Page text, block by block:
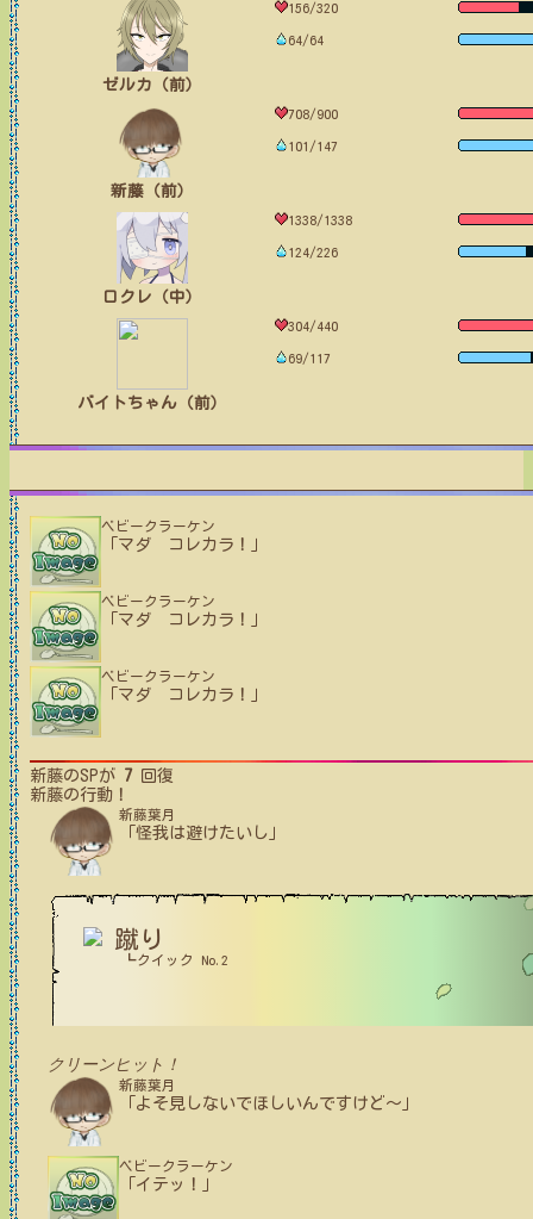
ゼルカ（前）
156/320
64/64
新藤（前）
708/900
101/147
ロクレ（中）
1338/1338
124/226
バイトちゃん（前）
304/440
69/117
ベビークラーケン
「マダ コレカラ！」
ベビークラーケン
「マダ コレカラ！」
ベビークラーケン
「マダ コレカラ！」
新藤のSPが 7 回復
新藤の行動！
新藤葉月
「怪我は避けたいし」
蹴り
┗クイック No.2
クリーンヒット！
新藤葉月
「よそ見しないでほしいんですけど～」
ベビークラーケン
「イテッ！」